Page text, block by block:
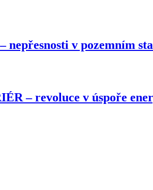
nepřesnosti v pozemním
– revoluce v úspoře